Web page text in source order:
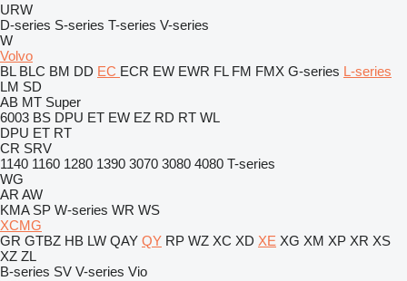
URW
D-series S-series T-series V-series
W
Volvo
BL BLC BM DD EC ECR EW EWR FL FM FMX G-series L-series
LM SD
AB MT Super
6003 BS DPU ET EW EZ RD RT WL
DPU ET RT
CR SRV
1140 1160 1280 1390 3070 3080 4080 T-series
WG
AR AW
KMA SP W-series WR WS
XCMG
GR GTBZ HB LW QAY QY RP WZ XC XD XE XG XM XP XR XS
XZ ZL
B-series SV V-series Vio